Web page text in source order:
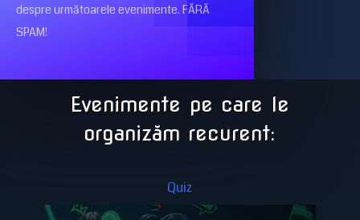
despre următoarele evenimente. FĂRĂ
SPAM!
Evenimente pe care le
organizăm recurent:
Quiz